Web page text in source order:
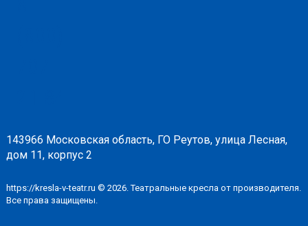
143966 Московская область, ГО Реутов, улица Лесная,
дом 11, корпус 2
https://kresla-v-teatr.ru © 2026. Театральные кресла от производителя.
Все права защищены.